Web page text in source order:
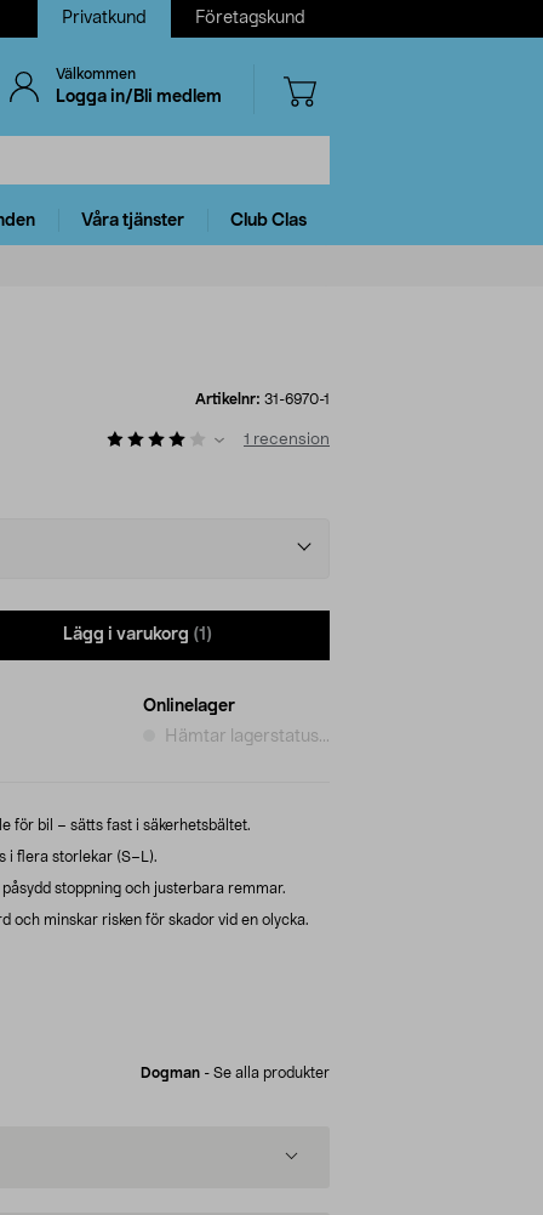
Privatkund Företagskund
Välkommen
Logga in/Bli medlem
Våra tjänster Club Clas
Artikelnr: 31-6970-1
1 recension
Lägg i varukorg (1)
Onlinelager
Hämtar lagerstatus...
för bil – sätts fast i säkerhetsbältet.
i flera storlekar (S–L).
stoppning och justerbara remmar.
och minskar risken för skador vid en olycka.
Dogman - Se alla produkter